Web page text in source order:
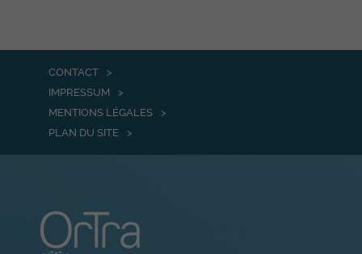
CONTACT
IMPRESSUM
MENTIONS LÉGALES
PLAN DU SITE